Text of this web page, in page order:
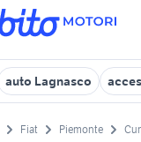
auto Lagnasco
Fiat Piemonte